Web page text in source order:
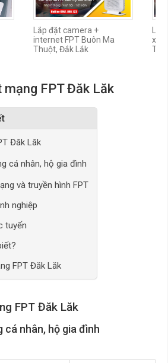
Lắp đặt camera +
internet FPT Buôn Ma
Thuột, Đắk Lắk
xã
mạng FPT Đăk Lăk
Đăk Lăk
cá nhân, hộ gia đình
và truyền hình FPT
nghiệp
tuyến
FPT Đăk Lăk
FPT Đăk Lăk
cá nhân, hộ gia đình